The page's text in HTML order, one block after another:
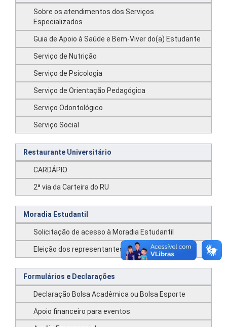
Sobre os atendimentos dos Serviços
Especializados
Guia de Apoio à Saúde e Bem-Viver do(a) Estudante
Serviço de Nutrição
Serviço de Psicologia
Serviço de Orientação Pedagógica
Serviço Odontológico
Serviço Social
Restaurante Universitário
CARDÁPIO
2ª via da Carteira do RU
Moradia Estudantil
Solicitação de acesso à Moradia Estudantil
Eleição dos representantes da Moradia Estudantil
Formulários e Declarações
Declaração Bolsa Acadêmica ou Bolsa Esporte
Apoio financeiro para eventos